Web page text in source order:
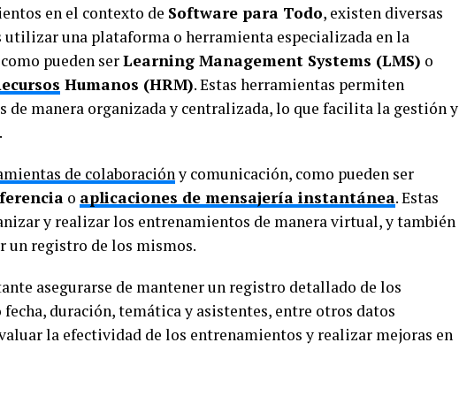
en el contexto de Software para Todo, existen diversas
utilizar una plataforma o herramienta especializada en la
pueden serLearning Management Systems (LMS) o
Humanos (HRM). Estas herramientas permiten
manera organizada y centralizada, lo que facilita la gestión y
de colaboracióny comunicación, como pueden ser
o aplicaciones de mensajería instantánea. Estas
y realizar los entrenamientos de manera virtual, y también
un registro de los mismos.
asegurarse de mantener un registro detallado de los
duración, temática y asistentes, entre otros datos
la efectividad de los entrenamientos y realizar mejoras en